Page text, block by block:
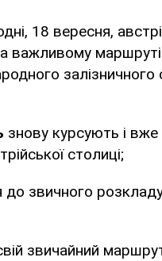
18 вересня,
важливому маршруті
залізничного
знову курсують і
столиці;
до звичного
звичайний